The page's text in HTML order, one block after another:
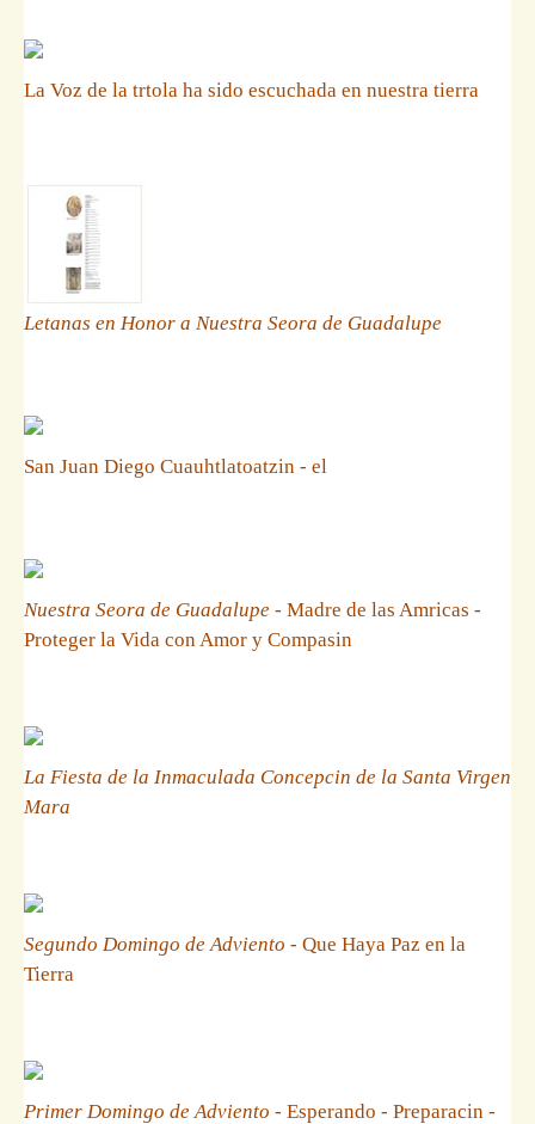
La Voz de la trtola ha sido escuchada en nuestra tierra
Letanas en Honor a Nuestra Seora de Guadalupe
San Juan Diego Cuauhtlatoatzin - el
Nuestra Seora de Guadalupe - Madre de las Amricas -
Proteger la Vida con Amor y Compasin
La Fiesta de la Inmaculada Concepcin de la Santa Virgen
Mara
Segundo Domingo de Adviento - Que Haya Paz en la
Tierra
Primer Domingo de Adviento - Esperando - Preparacin -